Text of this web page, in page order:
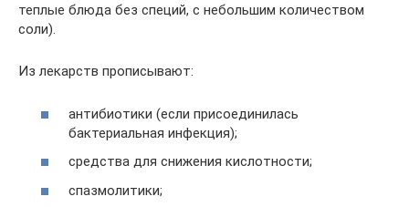
теплые блюда без специй, с небольшим количеством
соли).
Из лекарств прописывают:
антибиотики (если присоединилась
бактериальная инфекция);
средства для снижения кислотности;
спазмолитики;